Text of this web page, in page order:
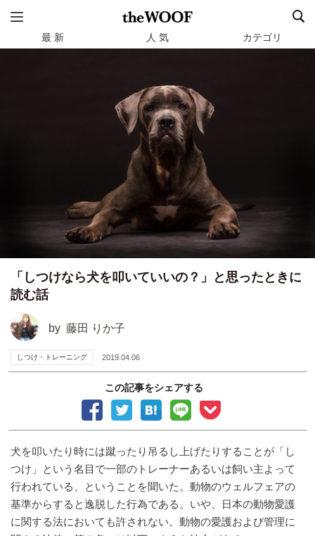
最 新 人 気 カテゴリ
「しつけなら犬を叩いていいの？」と思ったときに
読む話
by 藤田 りか子
しつけ・トレーニング 2019.04.06
この記事をシェアする
犬を叩いたり時には蹴ったり吊るし上げたりすることが「し
つけ」という名目で一部のトレーナーあるいは飼い主よって
行われている、ということを聞いた。動物のウェルフェアの
基準からすると逸脱した行為である。いや、日本の動物愛護
に関する法においても許されない。動物の愛護および管理に